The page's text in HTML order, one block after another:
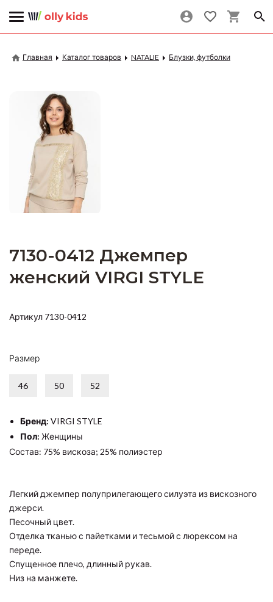
Главная Каталог товаров NATALIE Блузки, футболки
7130-0412 Джемпер
женский VIRGI STYLE
Артикул 7130-0412
Размер
46 50 52
Бренд: VIRGI STYLE
Пол: Женщины
Состав: 75% вискоза; 25% полиэстер
Легкий джемпер полуприлегающего силуэта из вискозного
джерси.
Песочный цвет.
Отделка тканью с пайетками и тесьмой с люрексом на
переде.
Спущенное плечо, длинный рукав.
Низ на манжете.